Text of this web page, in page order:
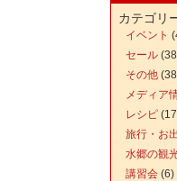
カテゴリ
イベント
セール
その他
メディア
レシピ
旅行・お
水郷の観
講習会 (6)